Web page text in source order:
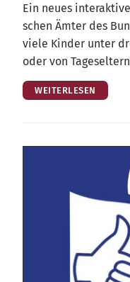
Ein neu­es
schen Ämter des
vie­le Kin­der unter
oder von
WEITERLESEN